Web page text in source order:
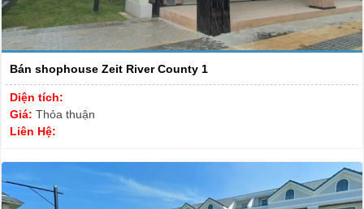
Bán shophouse Zeit River County 1
Diện tích:
Giá: Thỏa thuận
Liên Hệ: